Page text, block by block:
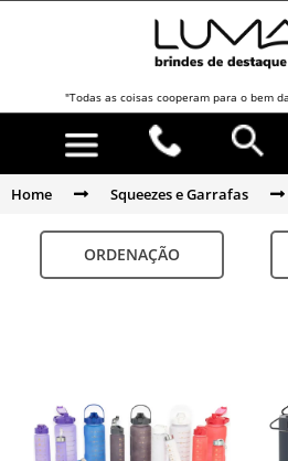
"Todas as coisas cooperam para o bem
Home Squeezes e Garrafas
ORDENAÇÃO